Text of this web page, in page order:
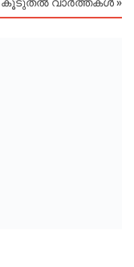
കൂടുതൽ വാർത്തകൾ »